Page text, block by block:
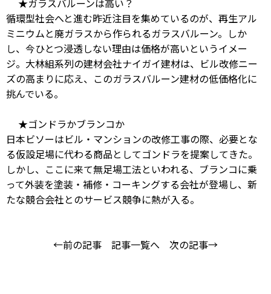
★ガラスバルーンは高い？
循環型社会へと進む昨近注目を集めているのが、再生アル
ミニウムと廃ガラスから作られるガラスバルーン。しか
し、今ひとつ浸透しない理由は価格が高いというイメー
ジ。大林組系列の建材会社ナイガイ建材は、ビル改修ニー
ズの高まりに応え、このガラスバルーン建材の低価格化に
挑んでいる。
★ゴンドラかブランコか
日本ビソーはビル・マンションの改修工事の際、必要とな
る仮設足場に代わる商品としてゴンドラを提案してきた。
しかし、ここに来て無足場工法といわれる、ブランコに乗
って外装を塗装・補修・コーキングする会社が登場し、新
たな競合会社とのサービス競争に熱が入る。
←前の記事 記事一覧へ 次の記事→